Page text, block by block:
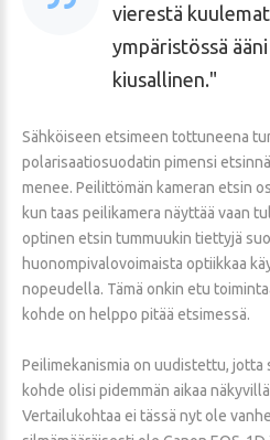
vierestä
ympäristössä
kiusallinen.
Sähköiseen etsimeen tottuneena
polarisaatiosuodatin pimensi
menee. Peilittömän kameran etsin
kun taas peilikamera näyttää vaan
optinen etsin tummuukin tiettyjä
huonompivalovoimaista optiikkaa
nopeudella. Tämä onkin etu
kohde on helppo pitää etsimessä.
Peilimekanismia on uudistettu, jotta
kohde olisi pidemmän aikaa
Vertailukohtaa ei tässä nyt ole